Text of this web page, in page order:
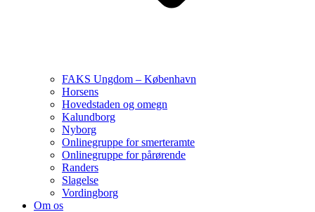
FAKS Ungdom – København
Horsens
Hovedstaden og omegn
Kalundborg
Nyborg
Onlinegruppe for smerteramte
Onlinegruppe for pårørende
Randers
Slagelse
Vordingborg
Om os